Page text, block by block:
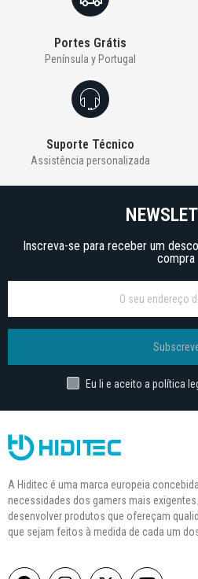
Portes Grátis
Península y Portugal
Suporte Técnico
Assistência personalizada
Inscreva-se para receber um
compra
Eu li e aceito a política
A Hiditec é uma marca europeia
necessidades dos gamers mais
desenvolver produtos que ofereçam
que sejam feitos à medida de cada um